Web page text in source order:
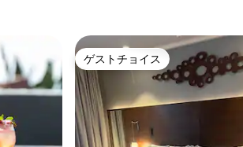
ゲストチョイス
ゲストチョイス